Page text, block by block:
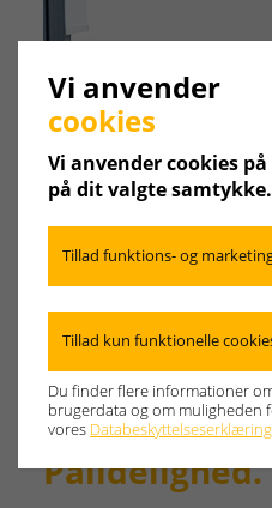
Mange
samme DNA:
Pålidelighed.
Vi anvender
cookies
Vi anvender cookies
på dit valgte samtykke.
Tillad funktions- og
Tillad kun funktionelle
Du finder flere informationer
brugerdata og om muligheden
vores Databeskyttelseserklæring